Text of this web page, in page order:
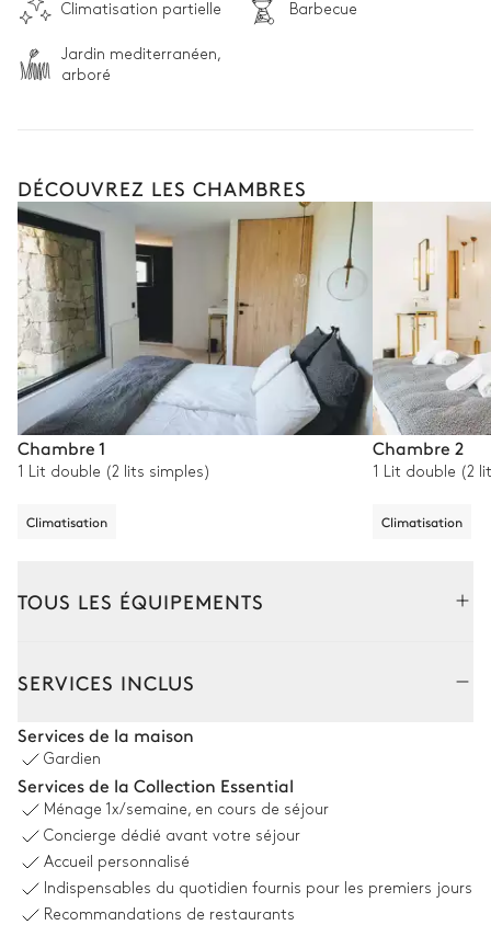
Climatisation partielle Barbecue
Jardin mediterranéen,
arboré
DÉCOUVREZ LES CHAMBRES
Chambre 1
1 Lit double (2 lits simples)
Climatisation
Chambre 2
1 Lit double (2
Climatisation
TOUS LES ÉQUIPEMENTS
Non chauffée · Au chlore
Dimensions : L = 8m, l = 4m,
profondeur = 1,8m
Douche extérieure
SERVICES INCLUS
Services de la maison
Gardien
Services de la Collection Essential
Ménage 1x/semaine, en cours de séjour
Concierge dédié avant votre séjour
Accueil personnalisé
Indispensables du quotidien fournis pour les premiers jours
Recommandations de restaurants